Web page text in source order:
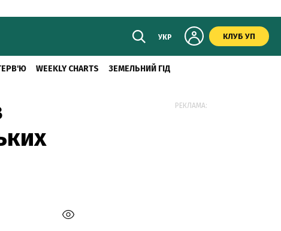
УКР КЛУБ УП
WEEKLY CHARTS ЗЕМЕЛЬНИЙ ГІД
РЕКЛАМА: